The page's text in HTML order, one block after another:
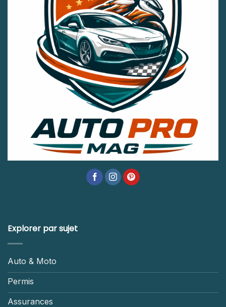
Explorer par sujet
Auto & Moto
Permis
Assurances